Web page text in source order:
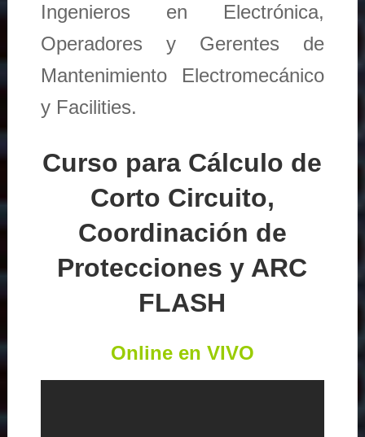
Ingenieros en Electrónica,
Operadores y Gerentes de
Mantenimiento Electromecánico
y Facilities.
Curso para Cálculo de
Corto Circuito,
Coordinación de
Protecciones y ARC
FLASH
Online en VIVO